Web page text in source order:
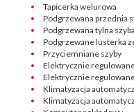
Tapicerka welurowa
Podgrzewana przednia
Podgrzewana tylna szyba
Podgrzewane lusterka
Przyciemniane szyby
Elektrycznie
Elektrycznie
Klimatyzacja
Klimatyzacja